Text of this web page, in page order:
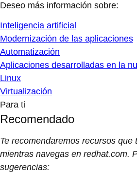
Deseo más información sobre:
Inteligencia artificial
Modernización de las aplicaciones
Automatización
Aplicaciones desarrolladas en la
Linux
Virtualización
Para ti
Recomendado
Te recomendaremos recursos que
mientras navegas en redhat.com.
sugerencias: